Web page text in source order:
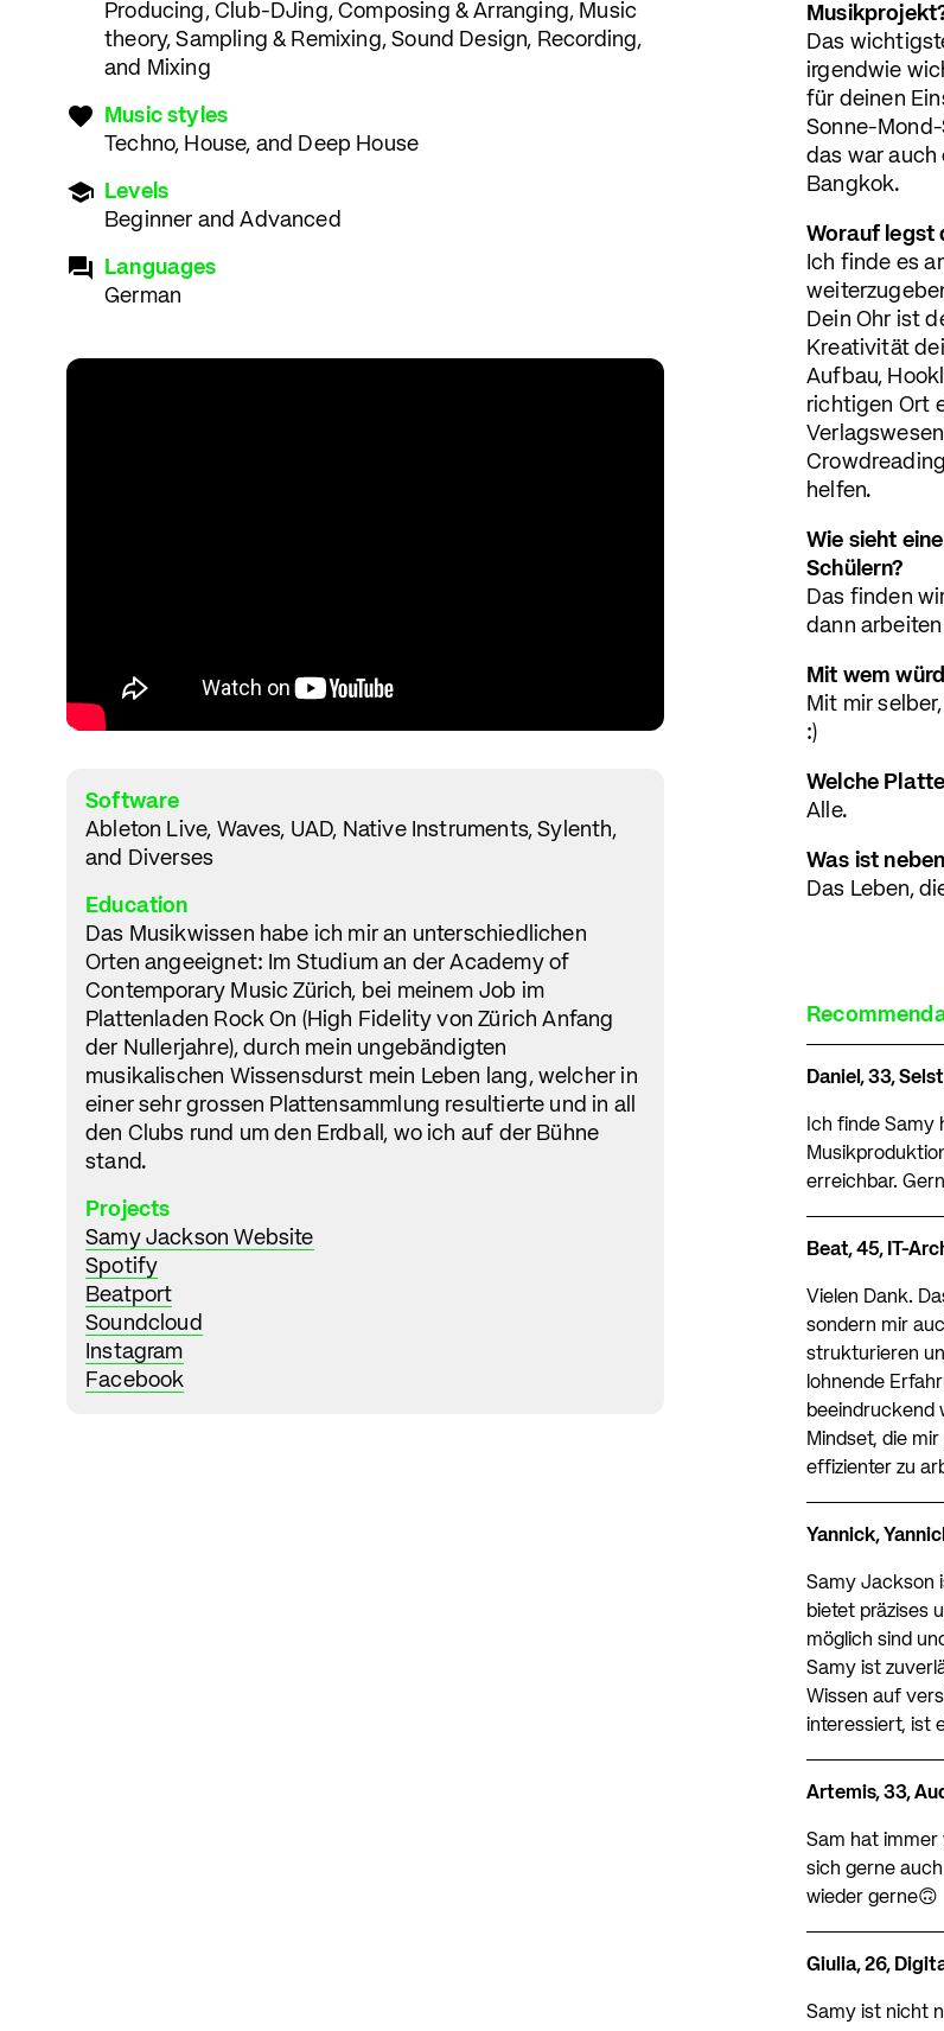
Producing, Club-DJing, Composing & Arranging, Music
theory, Sampling & Remixing, Sound Design, Recording,
and Mixing
Music styles
Techno, House, and Deep House
Levels
Beginner and Advanced
Languages
German
Software
Ableton Live, Waves, UAD, Native Instruments, Sylenth,
and Diverses
Education
Das Musikwissen habe ich mir an unterschiedlichen
Orten angeeignet: Im Studium an der Academy of
Contemporary Music Zürich, bei meinem Job im
Plattenladen Rock On (High Fidelity von Zürich Anfang
der Nullerjahre), durch mein ungebändigten
musikalischen Wissensdurst mein Leben lang, welcher in
einer sehr grossen Plattensammlung resultierte und in all
den Clubs rund um den Erdball, wo ich auf der Bühne
stand.
Projects
Samy Jackson Website
Spotify
Beatport
Soundcloud
Instagram
Facebook
Das
irgendwie
für deinen
Sonne-
das war
Bangkok.
Worauf legst
Ich finde es
Dein Ohr ist
Kreativität
Aufbau,
richtigen Ort
helfen.
Wie sieht
Schülern?
Das finden
dann
Mit wem
Mit mir
:)
Welche
Alle.
Was ist
Das Leben,
Daniel, 33,
Ich finde Samy
erreichbar.
Beat, 45, IT-
Vielen Dank.
sondern mir
strukturieren
lohnende
beeindruckend
Mindset, die
effizienter zu
Yannick,
Samy Jackson
bietet präzises
möglich sind
Samy ist
Wissen auf
interessiert, ist
Artemis, 33,
Sam hat immer
sich gerne
wieder gerne🙃
Giulia, 26,
Samy ist nicht